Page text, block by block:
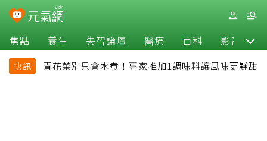
焦點 養生 失智論壇 醫療 百科 影音
快訊 青花菜別只會水煮！專家推加1調味料讓風味更鮮甜